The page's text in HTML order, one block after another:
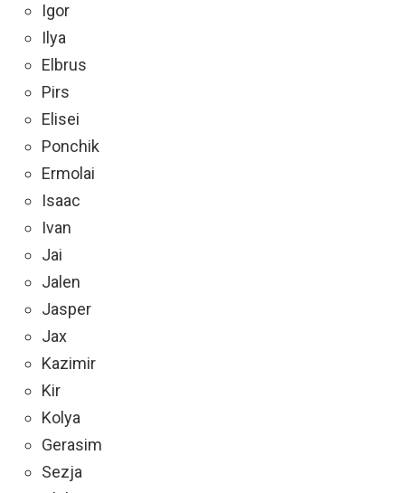
Igor
Ilya
Elbrus
Pirs
Elisei
Ponchik
Ermolai
Isaac
Ivan
Jai
Jalen
Jasper
Jax
Kazimir
Kir
Kolya
Gerasim
Sezja